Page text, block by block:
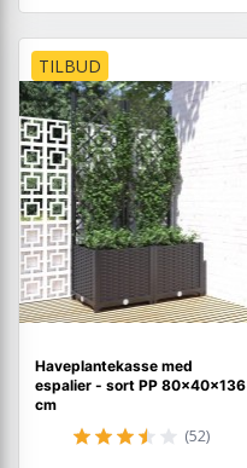
TILBUD
Haveplantekasse med
espalier - sort PP 80×40×136
cm
(52)